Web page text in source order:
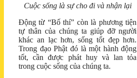
Cuộc sống là sự cho đi và nhận lại
Động từ “Bố thí” còn là phương tiện
tự thân của chúng ta giúp đỡ người
khác an lạc hơn, sống tốt đẹp hơn.
Trong đạo Phật đó là một hành động
tốt, cần được phát huy và lan tỏa
trong cuộc sống của chúng ta.